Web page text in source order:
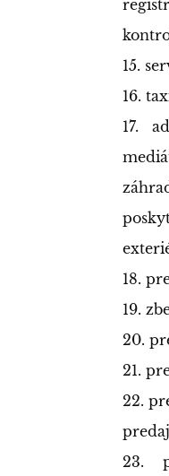
15.
16.
17.
18.
19.
20.
21.
22.
23.